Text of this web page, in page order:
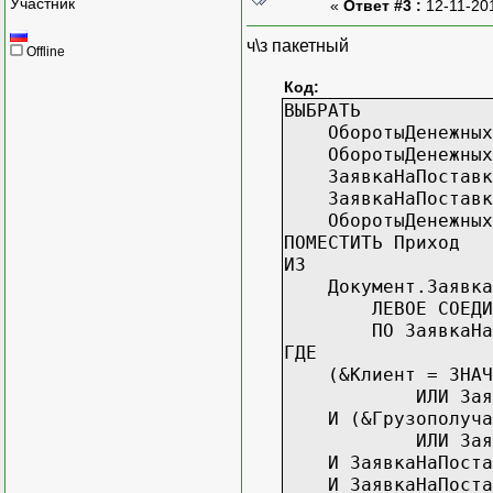
ЛЕВОЕ СОЕДИНЕНИЕ
ПО
(&Клиент =
ИЛИ
И
ИЛИ
И
И
И
И
ИТОГИ ПО
Заявка
Offline
« Ответ #3 : 12-11-
ч\з пакетный
Код:
ВЫБРАТЬ
ПОМЕСТИТЬ Приход
ИЗ
ЛЕВОЕ СОЕДИНЕНИЕ
ПО
ГДЕ
(&Клиент =
ИЛИ
И
ИЛИ
И
И